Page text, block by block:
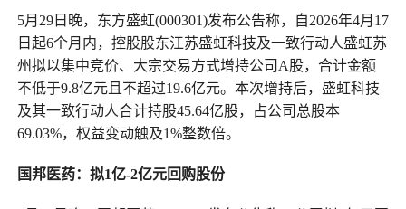
5月29日晚，东方盛虹(000301)发布公告称，自2026年4月17
日起6个月内，控股股东江苏盛虹科技及一致行动人盛虹苏
州拟以集中竞价、大宗交易方式增持公司A股，合计金额
不低于9.8亿元且不超过19.6亿元。本次增持后，盛虹科技
及其一致行动人合计持股45.64亿股，占公司总股本
69.03%，权益变动触及1%整数倍。
国邦医药：拟1亿-2亿元回购股份